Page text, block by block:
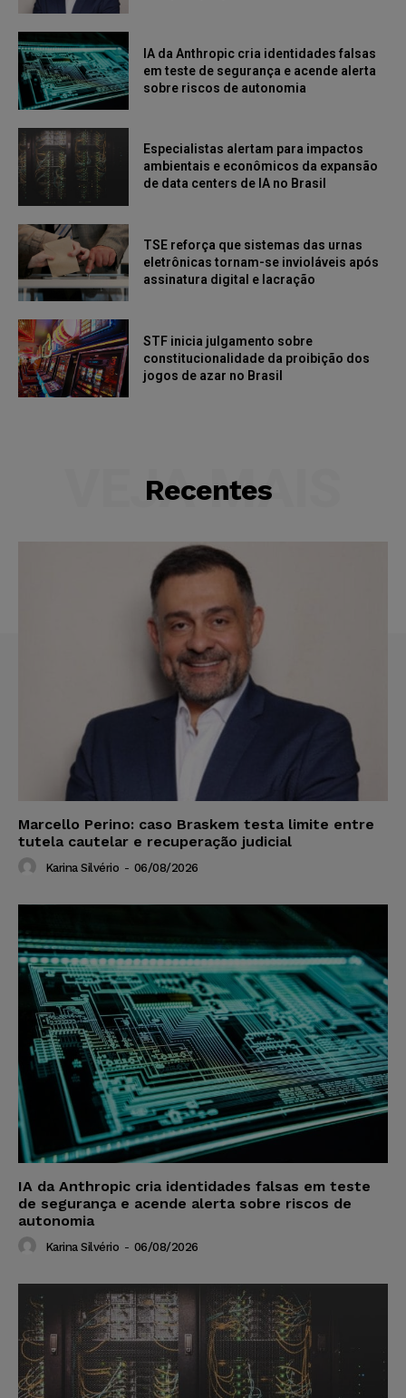
IA da Anthropic cria identidades falsas
em teste de segurança e acende alerta
sobre riscos de autonomia
Especialistas alertam para impactos
ambientais e econômicos da expansão
de data centers de IA no Brasil
TSE reforça que sistemas das urnas
eletrônicas tornam-se invioláveis após
assinatura digital e lacração
STF inicia julgamento sobre
constitucionalidade da proibição dos
jogos de azar no Brasil
Recentes
VEJA MAIS
Marcello Perino: caso Braskem testa limite entre
tutela cautelar e recuperação judicial
Karina Silvério - 06/08/2026
IA da Anthropic cria identidades falsas em teste
de segurança e acende alerta sobre riscos de
autonomia
Karina Silvério - 06/08/2026